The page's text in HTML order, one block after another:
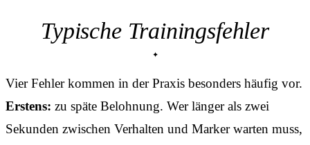
Typische Trainingsfehler
Vier Fehler kommen in der Praxis besonders häufig vor.
Erstens: zu späte Belohnung. Wer länger als zwei
Sekunden zwischen Verhalten und Marker warten muss,